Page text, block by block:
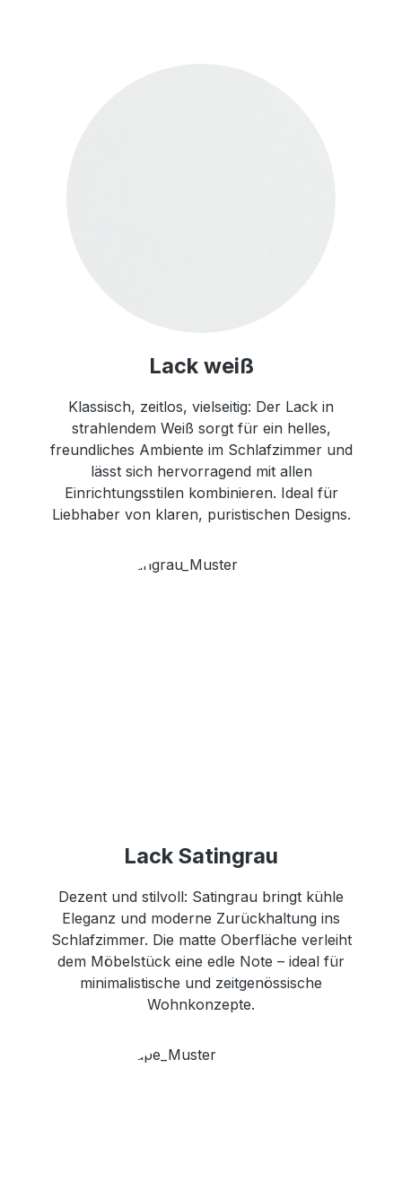
Lack weiß
Klassisch, zeitlos, vielseitig: Der Lack in
strahlendem Weiß sorgt für ein helles,
freundliches Ambiente im Schlafzimmer und
lässt sich hervorragend mit allen
Einrichtungsstilen kombinieren. Ideal für
Liebhaber von klaren, puristischen Designs.
Lack Satingrau
Dezent und stilvoll: Satingrau bringt kühle
Eleganz und moderne Zurückhaltung ins
Schlafzimmer. Die matte Oberfläche verleiht
dem Möbelstück eine edle Note – ideal für
minimalistische und zeitgenössische
Wohnkonzepte.